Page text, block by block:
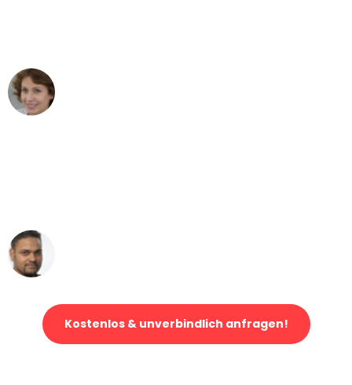
Kostenlos & unverbindlich anfragen!